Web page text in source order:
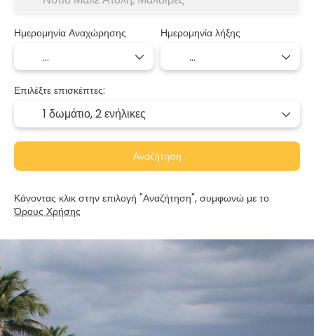
Ημερομηνία Αναχώρησης Ημερομηνία λήξης
Επιλέξτε επισκέπτες:
1 δωμάτιο,2 ενήλικες
Αναζήτηση
Κάνοντας κλικ στην επιλογή "Αναζήτηση", συμφωνώ με το
Όρους Χρήσης